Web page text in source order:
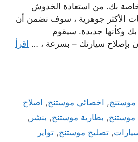
بك. من استعادة الخدوش
الأكثر جوهرية ، سوف نضمن أن
وكأنها جديدة. سيقوم
بإصلاح سيارتك – بسرعة ، … اقرأ
موستنج, اخصائي موستنج, اصلاح
موستنج, بطارية موستنج, بنشر ,
, تصليح موستنج, تواير